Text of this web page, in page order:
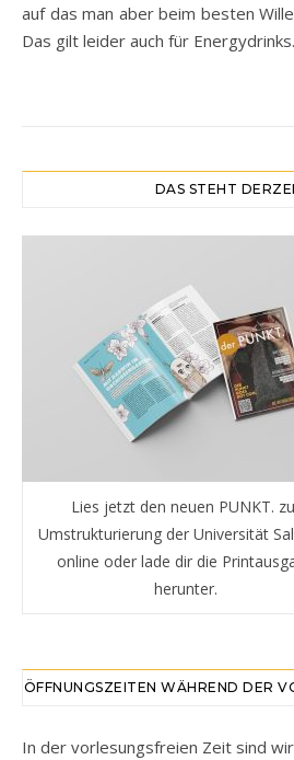
auf das man aber beim besten
Das gilt leider auch für Energydrinks.
DAS STEHT
Lies jetzt den neuen PUNKT.
Umstrukturierung der Universität
online oder lade dir die
herunter.
ÖFFNUNGSZEITEN WÄHREND DER
In der vorlesungsfreien Zeit sind